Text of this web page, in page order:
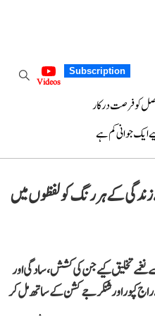
Subscription
Videos
کو فرصت درکار
جوانی کم ہے
زندگی کے ہر رنگ کو لفظوں میں
ایسے نغمے تخلیق کیے جن کی کشش، سادگی اور
کپور اور شنکر جے کشن کے ساتھ مل کر